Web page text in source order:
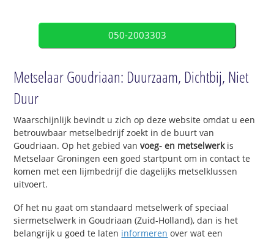
050-2003303
Metselaar Goudriaan: Duurzaam, Dichtbij, Niet
Duur
Waarschijnlijk bevindt u zich op deze website omdat u een
betrouwbaar metselbedrijf zoekt in de buurt van
Goudriaan. Op het gebied van voeg- en metselwerkis
Metselaar Groningen een goed startpunt om in contact te
komen met een lijmbedrijf die dagelijks metselklussen
uitvoert.
Of het nu gaat om standaard metselwerk of speciaal
siermetselwerk in Goudriaan (Zuid-Holland), dan is het
belangrijk u goed te laten informeren over wat een